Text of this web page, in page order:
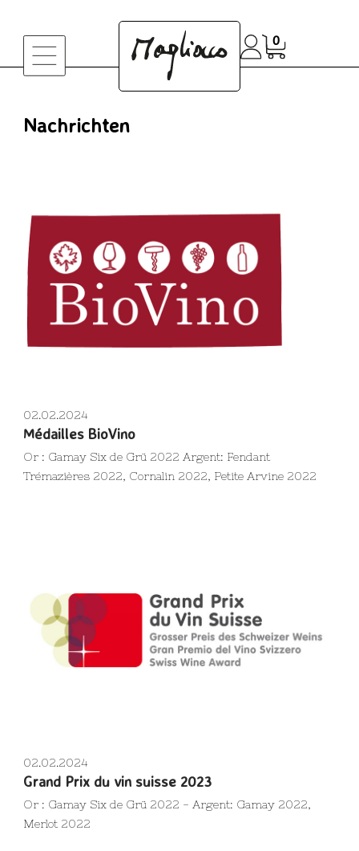
0
Nachrichten
02.02.2024
Médailles BioVino
Or : Gamay Six de Grü 2022 Argent: Fendant
Trémazières 2022, Cornalin 2022, Petite Arvine 2022
02.02.2024
Grand Prix du vin suisse 2023
Or : Gamay Six de Grü 2022 - Argent: Gamay 2022,
Merlot 2022